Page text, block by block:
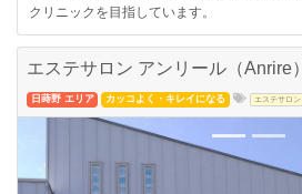
クリニックを目指しています。
エステサロン アンリール（Anrire）
日蒔野 エリア カッコよく・キレイになる エステサロン